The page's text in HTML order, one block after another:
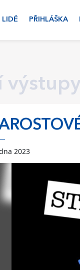
LIDÉ PŘIHLÁŠKA
výstupy
2023